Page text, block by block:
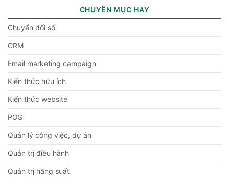
CHUYÊN MỤC HAY
Chuyển đổi số
CRM
Email marketing campaign
Kiến thức hữu ích
Kiến thức website
POS
Quản lý công việc, dự án
Quản trị điều hành
Quản trị năng suất